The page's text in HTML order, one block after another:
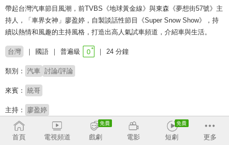
帶起台灣汽車節目風潮，前TVBS《地球黃金線》與東森《夢想街57號》主
持人，「車界女神」廖盈婷，自製談話性節目《Super Snow Show》，持
續以熱情和風趣的主持風格，打造出高人氣試車頻道，介紹車與生活。
台灣 國語 普遍級 24 分鐘
類別： 汽車 討論/評論
來賓： 統哥
主持： 廖盈婷
首頁 電視頻道 戲劇 電影 短劇 更多